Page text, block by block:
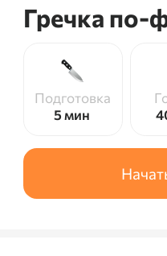
Гречка по-
Подготовка
5 мин